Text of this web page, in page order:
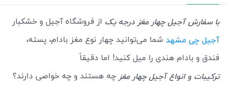
با سفارش آجیل چهار مغز درجه یک از فروشگاه آجیل و خشکبار
آجیل چی مشهد شما می‌توانید چهار نوع مغز بادام، پسته،
فندق و بادام هندی را میل کنید! اما دقیقاً
ترکیبات و انواع آجیل چهار مغز چه هستند و چه خواصی دارند؟